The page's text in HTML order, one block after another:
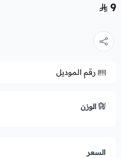
9
رقم الموديل
الوزن
السعر